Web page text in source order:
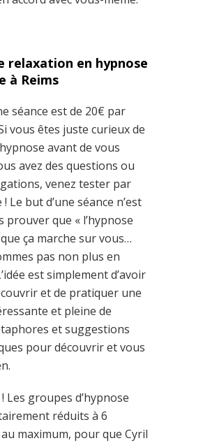
relaxation en hypnose
à Reims
séance est de 20€ par
vous êtes juste curieux de
avant de vous
avez des questions ou
venez tester par
Le but d’une séance n’est
prouver que « l’hypnose
ça marche sur vous…
pas non plus en
est simplement d’avoir
et de pratiquer une
et pleine de
et suggestions
pour découvrir et vous
Les groupes d’hypnose
réduits à 6
maximum, pour que Cyril